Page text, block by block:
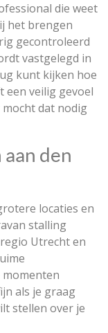
die weet
het brengen
gecontroleerd
vastgelegd in
kunt kijken hoe
een veilig gevoel
dat nodig
den
locaties en
stalling
Utrecht en
als je graag
stellen over je